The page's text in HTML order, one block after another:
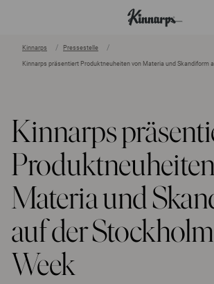
Kinnarps Pressestelle
Kinnarps präsentiert Produktneuheiten von Materia und Skandiform
Kinnarps
Materia und
auf der
Week